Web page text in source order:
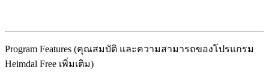
Program Features (คุณสมบัติ และความสามารถของโปรแกรม
Heimdal Free เพิ่มเติม)